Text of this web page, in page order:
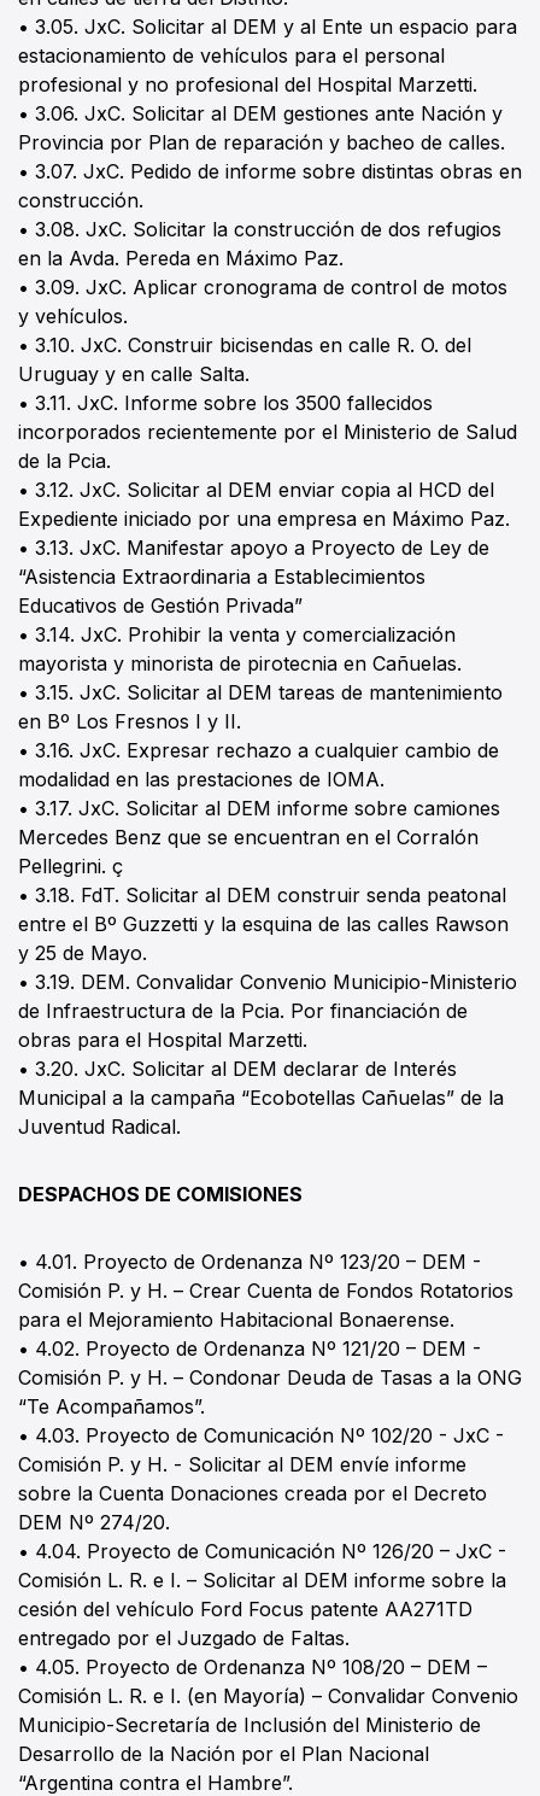
• 3.05. JxC. Solicitar al DEM y al Ente un espacio para
estacionamiento de vehículos para el personal
profesional y no profesional del Hospital Marzetti.
• 3.06. JxC. Solicitar al DEM gestiones ante Nación y
Provincia por Plan de reparación y bacheo de calles.
• 3.07. JxC. Pedido de informe sobre distintas obras en
construcción.
• 3.08. JxC. Solicitar la construcción de dos refugios
en la Avda. Pereda en Máximo Paz.
• 3.09. JxC. Aplicar cronograma de control de motos
y vehículos.
• 3.10. JxC. Construir bicisendas en calle R. O. del
Uruguay y en calle Salta.
• 3.11. JxC. Informe sobre los 3500 fallecidos
incorporados recientemente por el Ministerio de Salud
de la Pcia.
• 3.12. JxC. Solicitar al DEM enviar copia al HCD del
Expediente iniciado por una empresa en Máximo Paz.
• 3.13. JxC. Manifestar apoyo a Proyecto de Ley de
“Asistencia Extraordinaria a Establecimientos
Educativos de Gestión Privada”
• 3.14. JxC. Prohibir la venta y comercialización
mayorista y minorista de pirotecnia en Cañuelas.
• 3.15. JxC. Solicitar al DEM tareas de mantenimiento
en Bº Los Fresnos I y II.
• 3.16. JxC. Expresar rechazo a cualquier cambio de
modalidad en las prestaciones de IOMA.
• 3.17. JxC. Solicitar al DEM informe sobre camiones
Mercedes Benz que se encuentran en el Corralón
Pellegrini. ç
• 3.18. FdT. Solicitar al DEM construir senda peatonal
entre el Bº Guzzetti y la esquina de las calles Rawson
y 25 de Mayo.
• 3.19. DEM. Convalidar Convenio Municipio-Ministerio
de Infraestructura de la Pcia. Por financiación de
obras para el Hospital Marzetti.
• 3.20. JxC. Solicitar al DEM declarar de Interés
Municipal a la campaña “Ecobotellas Cañuelas” de la
Juventud Radical.
DESPACHOS DE COMISIONES
• 4.01. Proyecto de Ordenanza Nº 123/20 – DEM -
Comisión P. y H. – Crear Cuenta de Fondos Rotatorios
para el Mejoramiento Habitacional Bonaerense.
• 4.02. Proyecto de Ordenanza Nº 121/20 – DEM -
Comisión P. y H. – Condonar Deuda de Tasas a la ONG
“Te Acompañamos”.
• 4.03. Proyecto de Comunicación Nº 102/20 - JxC -
Comisión P. y H. - Solicitar al DEM envíe informe
sobre la Cuenta Donaciones creada por el Decreto
DEM Nº 274/20.
• 4.04. Proyecto de Comunicación Nº 126/20 – JxC -
Comisión L. R. e I. – Solicitar al DEM informe sobre la
cesión del vehículo Ford Focus patente AA271TD
entregado por el Juzgado de Faltas.
• 4.05. Proyecto de Ordenanza Nº 108/20 – DEM –
Comisión L. R. e I. (en Mayoría) – Convalidar Convenio
Municipio-Secretaría de Inclusión del Ministerio de
Desarrollo de la Nación por el Plan Nacional
“Argentina contra el Hambre”.